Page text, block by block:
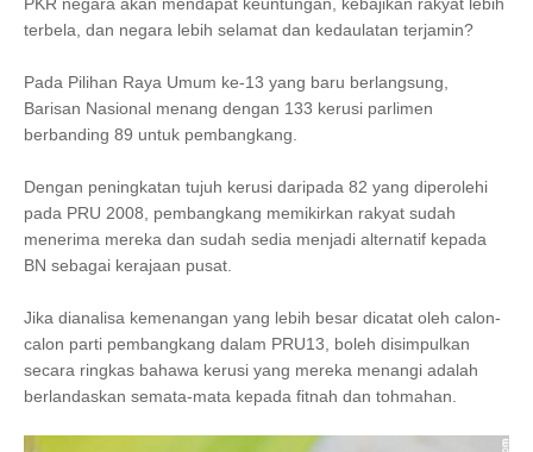
terbela, dan negara lebih selamat dan kedaulatan terjamin?
Pada Pilihan Raya Umum ke-13 yang baru berlangsung,
Barisan Nasional menang dengan 133 kerusi parlimen
berbanding 89 untuk pembangkang.
Dengan peningkatan tujuh kerusi daripada 82 yang diperolehi
pada PRU 2008, pembangkang memikirkan rakyat sudah
menerima mereka dan sudah sedia menjadi alternatif kepada
BN sebagai kerajaan pusat.
Jika dianalisa kemenangan yang lebih besar dicatat oleh calon-
calon parti pembangkang dalam PRU13, boleh disimpulkan
secara ringkas bahawa kerusi yang mereka menangi adalah
berlandaskan semata-mata kepada fitnah dan tohmahan.